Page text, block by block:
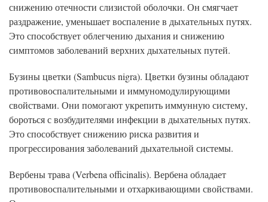
снижению отечности слизистой оболочки. Он смягчает
раздражение, уменьшает воспаление в дыхательных путях.
Это способствует облегчению дыхания и снижению
симптомов заболеваний верхних дыхательных путей.
Бузины цветки (Sambucus nigra). Цветки бузины обладают
противовоспалительными и иммуномодулирующими
свойствами. Они помогают укрепить иммунную систему,
бороться с возбудителями инфекции в дыхательных путях.
Это способствует снижению риска развития и
прогрессирования заболеваний дыхательной системы.
Вербены трава (Verbena officinalis). Вербена обладает
противовоспалительными и отхаркивающими свойствами.